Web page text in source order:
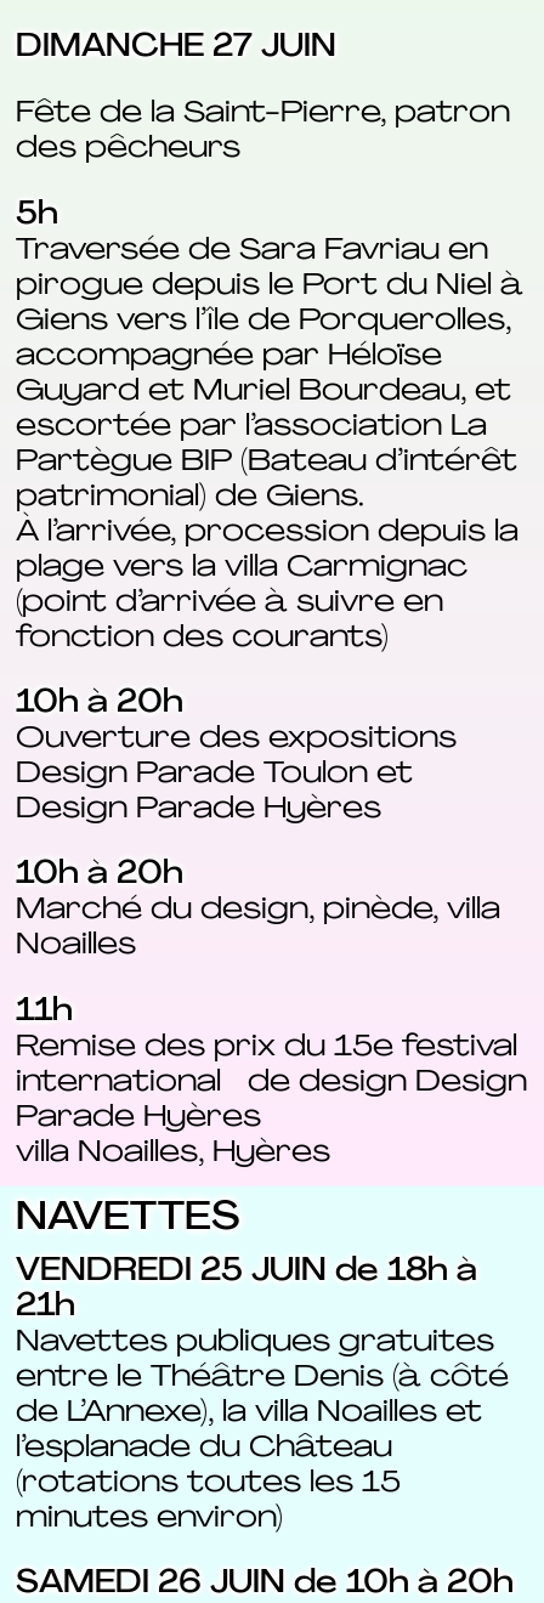
DIMANCHE 27 JUIN
Fête de la Saint-Pierre, patron
des pêcheurs
5h
Traversée de Sara Favriau en
pirogue depuis le Port du Niel à
Giens vers l’île de Porquerolles,
accompagnée par Héloïse
Guyard et Muriel Bourdeau, et
escortée par l’association La
Partègue BIP (Bateau d’intérêt
patrimonial) de Giens.
À l’arrivée, procession depuis la
plage vers la villa Carmignac
(point d’arrivée à suivre en
fonction des courants)
10h à 20h
Ouverture des expositions
Design Parade Toulon et
Design Parade Hyères
10h à 20h
Marché du design, pinède, villa
Noailles
11h
Remise des prix du 15e festival
international de design Design
Parade Hyères
villa Noailles, Hyères
NAVETTES
VENDREDI 25 JUIN de 18h à
21h
Navettes publiques gratuites
entre le Théâtre Denis (à côté
de L’Annexe), la villa Noailles et
l’esplanade du Château
(rotations toutes les 15
minutes environ)
SAMEDI 26 JUIN de 10h à 20h